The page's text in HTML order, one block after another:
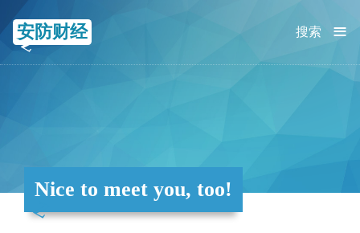
安防财经 ≡
搜索
Nice to meet you, too!